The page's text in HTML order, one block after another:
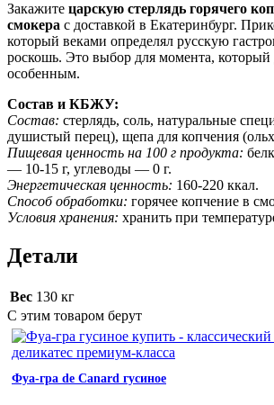
Закажите царскую стерлядь горячего
смокера с доставкой в Екатеринбург.
который веками определял русскую
роскошь. Это выбор для момента, который
особенным.
Состав и КБЖУ:
Состав: стерлядь, соль, натуральные
душистый перец), щепа для копчения
Пищевая ценность на 100 г продукта:
— 10-15 г, углеводы — 0 г.
Энергетическая ценность: 160-220 ккал.
Способ обработки: горячее копчение в
Условия хранения: хранить при
Детали
Вес 130 кг
С этим товаром берут
Фуа-гра de Canard гусиное